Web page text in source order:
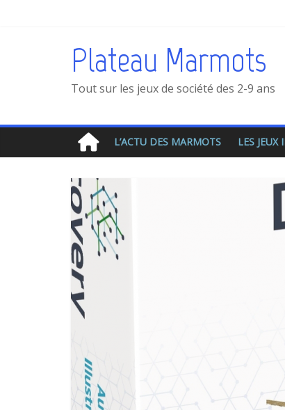
Plateau Marmots
Tout sur les jeux de société des 2-9 ans
L’ACTU DES MARMOTS LES